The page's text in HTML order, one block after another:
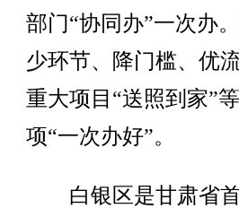
部门“协同办”一次办
少环节、降门槛、优
重大项目“送照到家”
项“一次办好”。
白银区是甘肃省首